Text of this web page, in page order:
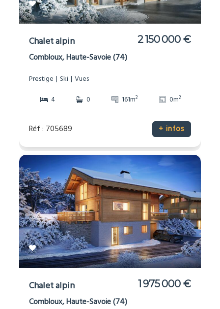
Chalet alpin 2 150 000 €
Combloux, Haute-Savoie (74)
Prestige Ski Vues
4
0 161m2 0m2
Réf : 705689 + infos
Chalet alpin 1 975 000 €
Combloux, Haute-Savoie (74)